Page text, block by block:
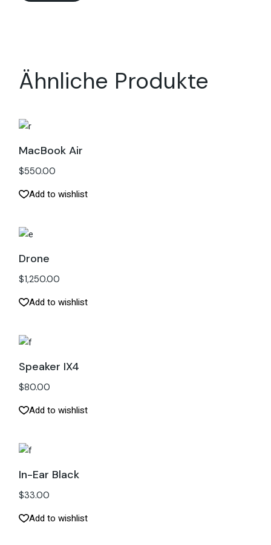
Ähnliche Produkte
MacBook Air
$550.00
Add to wishlist
Drone
$1,250.00
Add to wishlist
Speaker IX4
$80.00
Add to wishlist
In-Ear Black
$33.00
Add to wishlist